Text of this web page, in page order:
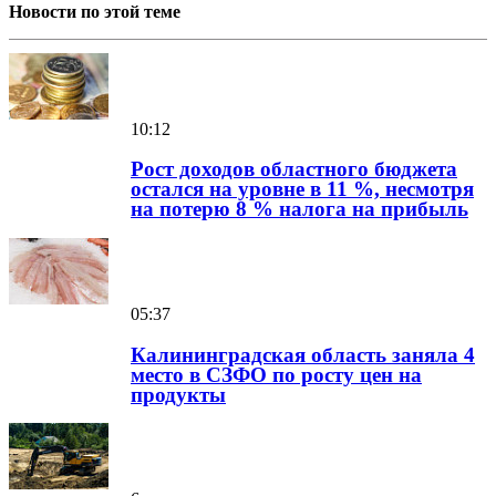
Новости по этой теме
10:12
Рост доходов областного бюджета
остался на уровне в 11 %, несмотря
на потерю 8 % налога на прибыль
05:37
Калининградская область заняла 4
место в СЗФО по росту цен на
продукты